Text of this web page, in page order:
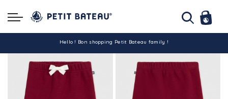
Hello ! Bon shopping Petit Bateau family !
La livraison est assurée partout en Tunisie !